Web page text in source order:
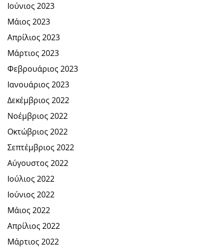
Ιούνιος 2023
Μάιος 2023
Απρίλιος 2023
Μάρτιος 2023
Φεβρουάριος 2023
Ιανουάριος 2023
Δεκέμβριος 2022
Νοέμβριος 2022
Οκτώβριος 2022
Σεπτέμβριος 2022
Αύγουστος 2022
Ιούλιος 2022
Ιούνιος 2022
Μάιος 2022
Απρίλιος 2022
Μάρτιος 2022